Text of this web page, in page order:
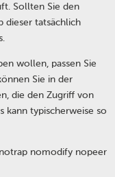
Sollten Sie den
dieser tatsächlich
wollen, passen Sie
Sie in der
die den Zugriff von
kann typischerweise so
nomodify nopeer